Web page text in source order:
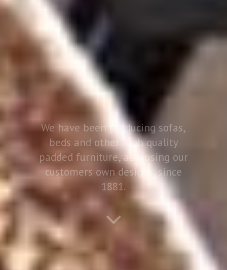
We have been producing sofas,
beds and other high quality
padded furniture, also using our
customers own designs, since